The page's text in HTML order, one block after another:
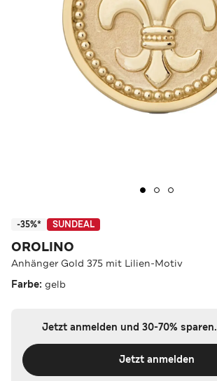
-35%* SUNDEAL
OROLINO
Anhänger Gold 375 mit Lilien-Motiv
Farbe: gelb
Jetzt anmelden und 30-70% sparen.
Jetzt anmelden